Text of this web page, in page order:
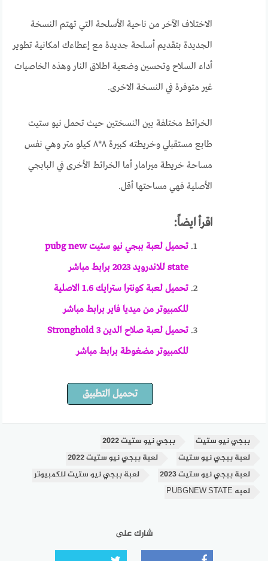
الاختلاف الآخر من ناحية الأسلحة التي تهتم النسخة
الجديدة بتقديم أسلحة جديدة مع إعطاءك امكانية تطوير
أداء السلاح وتحسين وضعية اطلاق النار وهذه الخاصيات
غير متوفرة في النسخة الاخرى.
الخرائط مختلفة بين النسختين حيث تحمل نيو ستيت
طابع مستقبلي وخريطته كبيرة ٨*٨ كيلو متر وهي نفس
مساحة خريطة ميرامار أما الخرائط الأخرى في البابجي
الأصلية فهي مساحتها أقل.
اقرأ ايضاً:
تحميل لعبة ببجي نيو ستيت pubg new
state للاندرويد 2023 برابط مباشر
تحميل لعبة كونترا سترايك 1.6 الاصلية
للكمبيوتر من ميديا فاير برابط مباشر
تحميل لعبة صلاح الدين 3 Stronghold
للكمبيوتر مضغوطة برابط مباشر
تحميل التطبيق
ببجي نيو ستيت
ببجي نيو ستيت 2022
لعبة ببجي نيو ستيت
لعبة ببجي نيو ستيت 2022
لعبة ببجي نيو ستيت 2023
لعبة ببجي نيو ستيت للكمبيوتر
لعبه PUBGNEW STATE
شارك على